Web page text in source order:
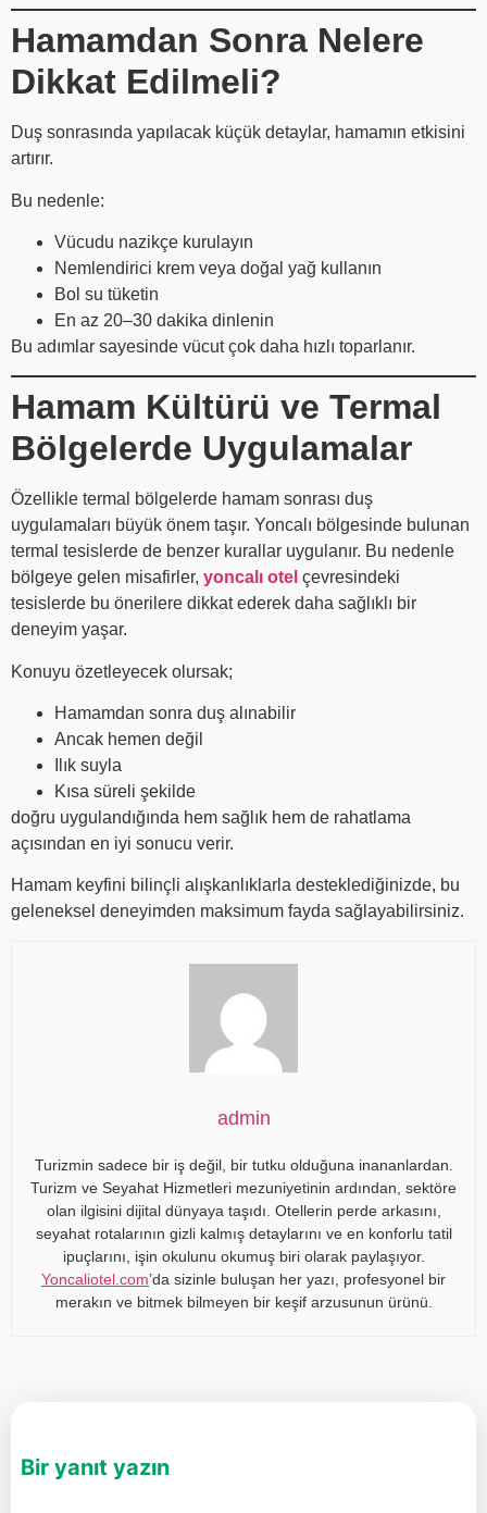
Hamamdan Sonra Nelere
Dikkat Edilmeli?
Duş sonrasında yapılacak küçük detaylar, hamamın etkisini
artırır.
Bu nedenle:
Vücudu nazikçe kurulayın
Nemlendirici krem veya doğal yağ kullanın
Bol su tüketin
En az 20–30 dakika dinlenin
Bu adımlar sayesinde vücut çok daha hızlı toparlanır.
Hamam Kültürü ve Termal
Bölgelerde Uygulamalar
Özellikle termal bölgelerde hamam sonrası duş
uygulamaları büyük önem taşır. Yoncalı bölgesinde bulunan
termal tesislerde de benzer kurallar uygulanır. Bu nedenle
bölgeye gelen misafirler, yoncalı otel çevresindeki
tesislerde bu önerilere dikkat ederek daha sağlıklı bir
deneyim yaşar.
Konuyu özetleyecek olursak;
Hamamdan sonra duş alınabilir
Ancak hemen değil
Ilık suyla
Kısa süreli şekilde
doğru uygulandığında hem sağlık hem de rahatlama
açısından en iyi sonucu verir.
Hamam keyfini bilinçli alışkanlıklarla desteklediğinizde, bu
geleneksel deneyimden maksimum fayda sağlayabilirsiniz.
admin
Turizmin sadece bir iş değil, bir tutku olduğuna inananlardan.
Turizm ve Seyahat Hizmetleri mezuniyetinin ardından, sektöre
olan ilgisini dijital dünyaya taşıdı. Otellerin perde arkasını,
seyahat rotalarının gizli kalmış detaylarını ve en konforlu tatil
ipuçlarını, işin okulunu okumuş biri olarak paylaşıyor.
Yoncaliotel.com’da sizinle buluşan her yazı, profesyonel bir
merakın ve bitmek bilmeyen bir keşif arzusunun ürünü.
Bir yanıt yazın